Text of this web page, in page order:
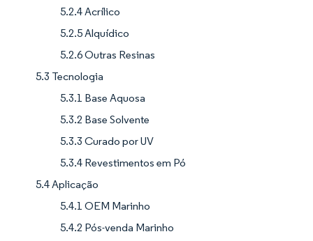
5.2.4 Acrílico
5.2.5 Alquídico
5.2.6 Outras Resinas
5.3 Tecnologia
5.3.1 Base Aquosa
5.3.2 Base Solvente
5.3.3 Curado por UV
5.3.4 Revestimentos em Pó
5.4 Aplicação
5.4.1 OEM Marinho
5.4.2 Pós-venda Marinho